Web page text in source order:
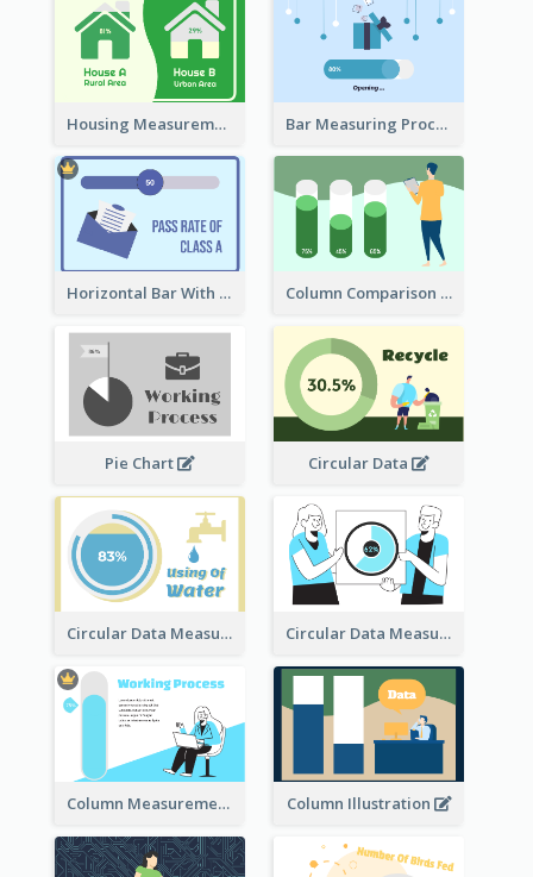
Housing Measurement Comparison Bar Measuring Process
Horizontal Bar With Button Column Comparison Record
Pie Chart Circular Data
Circular Data Measurement Circular Data Measurement
Column Measurement clipart Column Illustration